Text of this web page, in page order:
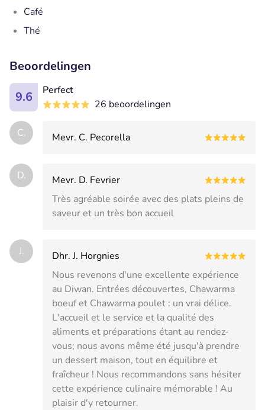
Café
Thé
Beoordelingen
9.6
Perfect
26 beoordelingen
C. Mevr. C. Pecorella
D.
Mevr. D. Fevrier
Très agréable soirée avec des plats pleins de
saveur et un très bon accueil
J.
Dhr. J. Horgnies
Nous revenons d'une excellente expérience
au Diwan. Entrées découvertes, Chawarma
boeuf et Chawarma poulet : un vrai délice.
L'accueil et le service et la qualité des
aliments et préparations étant au rendez-
vous; nous avons même été jusqu'à prendre
un dessert maison, tout en équilibre et
fraîcheur ! Nous recommandons sans hésiter
cette expérience culinaire mémorable ! Au
plaisir d'y retourner.